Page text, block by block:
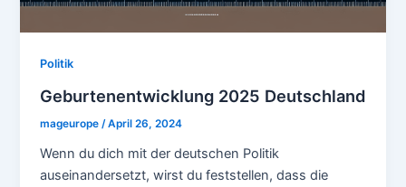
Politik
Geburtenentwicklung 2025 Deutschland
mageurope /April 26, 2024
Wenn du dich mit der deutschen Politik
auseinandersetzt, wirst du feststellen, dass die